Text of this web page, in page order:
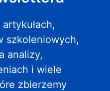
szkoleniowych,
analizy,
i wiele
zbierzemy